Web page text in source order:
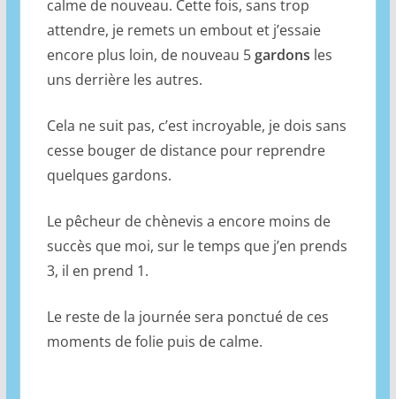
calme de nouveau. Cette fois, sans trop
attendre, je remets un embout et j’essaie
encore plus loin, de nouveau 5gardons les
uns derrière les autres.
Cela ne suit pas, c’est incroyable, je dois sans
cesse bouger de distance pour reprendre
quelques gardons.
Le pêcheur de chènevis a encore moins de
succès que moi, sur le temps que j’en prends
3, il en prend 1.
Le reste de la journée sera ponctué de ces
moments de folie puis de calme.